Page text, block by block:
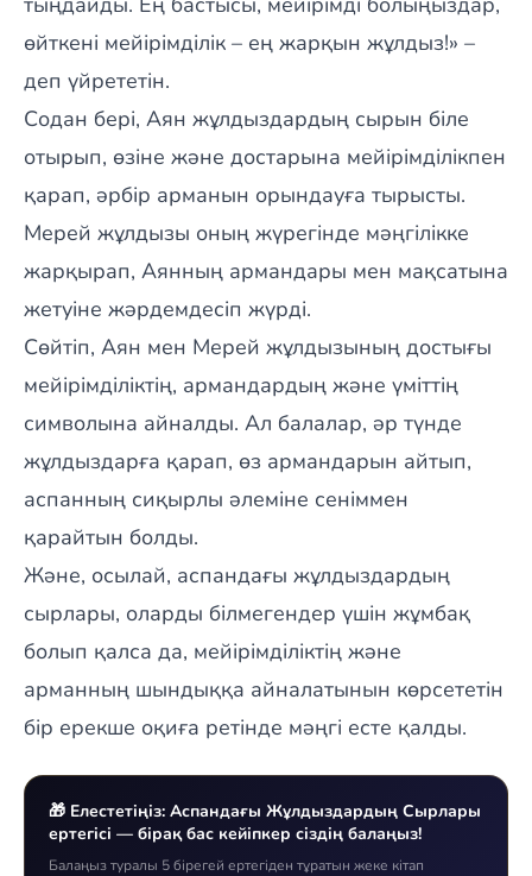
өйткені мейірімділік – ең жарқын жұлдыз!» –
деп үйрететін.
Содан бері, Аян жұлдыздардың сырын біле
отырып, өзіне және достарына мейірімділікпен
қарап, әрбір арманын орындауға тырысты.
Мерей жұлдызы оның жүрегінде мәңгілікке
жарқырап, Аянның армандары мен мақсатына
жетуіне жәрдемдесіп жүрді.
Сөйтіп, Аян мен Мерей жұлдызының достығы
мейірімділіктің, армандардың және үміттің
символына айналды. Ал балалар, әр түнде
жұлдыздарға қарап, өз армандарын айтып,
аспанның сиқырлы әлеміне сеніммен
қарайтын болды.
Және, осылай, аспандағы жұлдыздардың
сырлары, оларды білмегендер үшін жұмбақ
болып қалса да, мейірімділіктің және
арманның шындыққа айналатынын көрсететін
бір ерекше оқиға ретінде мәңгі есте қалды.
🎁 Елестетіңіз: Аспандағы Жұлдыздардың Сырлары
ертегісі — бірақ бас кейіпкер сіздің балаңыз!
Балаңыз туралы 5 бірегей ертегіден тұратын жеке кітап